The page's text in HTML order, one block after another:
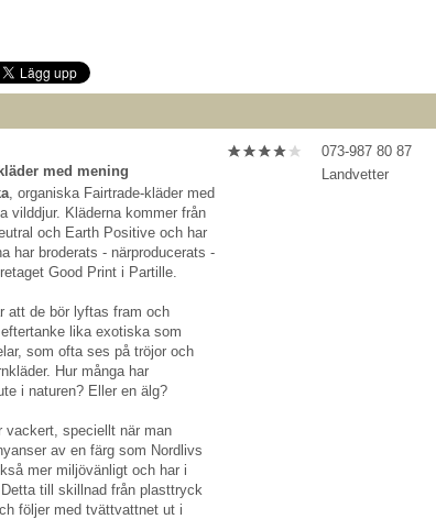
med mening
, organiska Fairtrade-kläder med
vilddjur. Kläderna kommer från
och Earth Positive och har
har broderats - närproducerats -
Good Print i Partille.
att de bör lyftas fram och
lika exotiska som
som ofta ses på tröjor och
Hur många har
i naturen? Eller en älg?
vackert, speciellt när man
av en färg som Nordlivs
mer miljövänligt och har i
till skillnad från plasttryck
följer med tvättvattnet ut i
073-987 80 87
Landvetter